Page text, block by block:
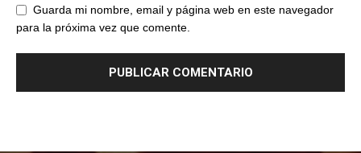
Guarda mi nombre, email y página web en este navegador
para la próxima vez que comente.